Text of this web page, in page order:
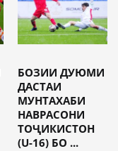
БОЗИИ ДУЮМИ
ДАСТАИ
МУНТАХАБИ
НАВРАСОНИ
ТОҶИКИСТОН
(U-16) БО ...